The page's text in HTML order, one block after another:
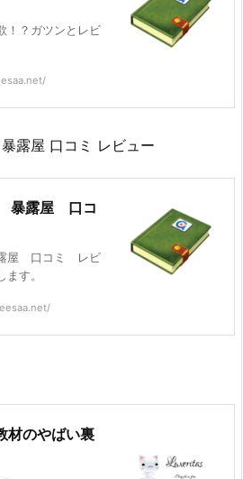
？ガツンとレビ
露屋 口コミ レビュー
暴露屋 口コ
屋 口コミ レビ
す。
材のやばい裏